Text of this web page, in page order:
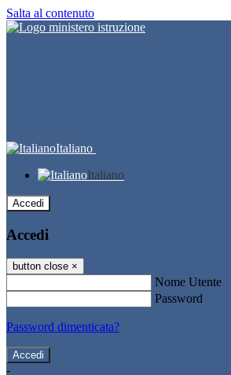
Salta al contenuto
Italiano
Italiano
Accedi
Accedi
button close ×
Nome Utente
Password
Password dimenticata?
-